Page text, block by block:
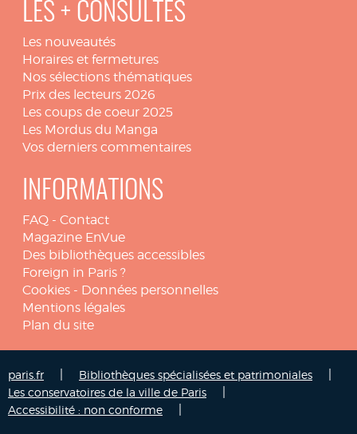
LES + CONSULTÉS
Les nouveautés
Horaires et fermetures
Nos sélections thématiques
Prix des lecteurs 2026
Les coups de coeur 2025
Les Mordus du Manga
Vos derniers commentaires
INFORMATIONS
FAQ - Contact
Magazine EnVue
Des bibliothèques accessibles
Foreign in Paris ?
Cookies - Données personnelles
Mentions légales
Plan du site
paris.fr Bibliothèques spécialisées et patrimoniales
Les conservatoires de la ville de Paris
Accessibilité : non conforme